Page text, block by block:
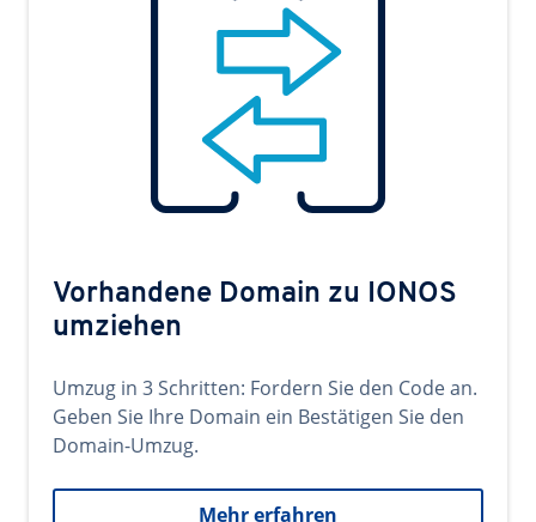
Vorhandene Domain zu IONOS
umziehen
Umzug in 3 Schritten: Fordern Sie den Code an.
Geben Sie Ihre Domain ein Bestätigen Sie den
Domain-Umzug.
Mehr erfahren